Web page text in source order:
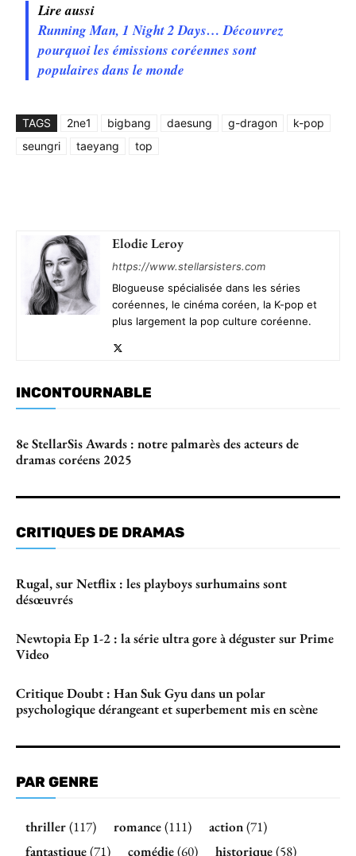
Lire aussi
Running Man, 1 Night 2 Days… Découvrez
pourquoi les émissions coréennes sont
populaires dans le monde
TAGS 2ne1 bigbang daesung g-dragon
k-pop
seungri
taeyang top
Elodie Leroy
https://www.stellarsisters.com
Blogueuse spécialisée dans les séries
coréennes, le cinéma coréen, la K-pop et
plus largement la pop culture coréenne.
INCONTOURNABLE
8e StellarSis Awards : notre palmarès des acteurs de
dramas coréens 2025
CRITIQUES DE DRAMAS
Rugal, sur Netflix : les playboys surhumains sont
désœuvrés
Newtopia Ep 1-2 : la série ultra gore à déguster sur Prime
Video
Critique Doubt : Han Suk Gyu dans un polar
psychologique dérangeant et superbement mis en scène
PAR GENRE
thriller(117) romance(111) action(71)
fantastique(71) comédie(60) historique(58)